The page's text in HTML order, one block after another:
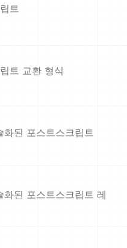
트
트 교환 형식
된 포스트스크립트
된 포스트스크립트 레